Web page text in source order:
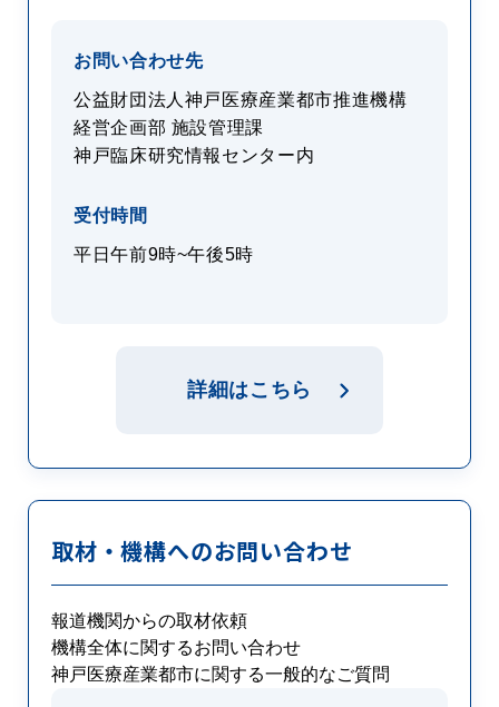
お問い合わせ先
公益財団法人神戸医療産業都市推進機構
経営企画部 施設管理課
神戸臨床研究情報センター内
受付時間
平日午前9時~午後5時
詳細はこちら
取材・機構へのお問い合わせ
報道機関からの取材依頼
機構全体に関するお問い合わせ
神戸医療産業都市に関する一般的なご質問